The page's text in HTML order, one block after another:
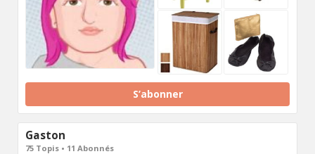
S’abonner
Gaston
75 Topis • 11 Abonnés